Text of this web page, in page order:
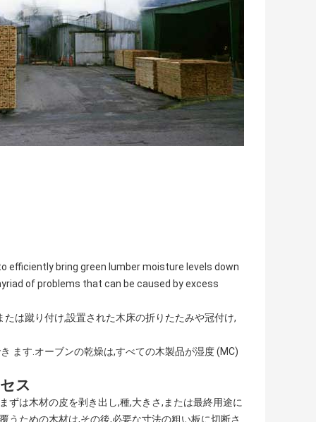
efficiently bring green lumber moisture levels down
of problems that can be caused by excess
は蹴り付け,設置された木床の折りたたみや冠付け,
ます.オーブンの乾燥は,すべての木製品が湿度 (MC)
ス
ずは木材の皮を剥き出し,種,大きさ,または最終用途に
うための木材は,その後,必要な寸法の粗い板に切断さ